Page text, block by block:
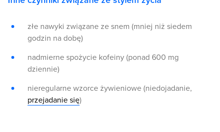
złe nawyki związane ze snem (mniej niż siedem
godzin na dobę)
nadmierne spożycie kofeiny (ponad 600 mg
dziennie)
nieregularne wzorce żywieniowe (niedojadanie,
przejadanie się)